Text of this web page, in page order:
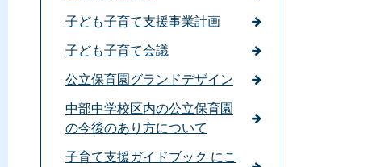
子ども子育て支援事業計画
子ども子育て会議
公立保育園グランドデザイン
中部中学校区内の公立保育園
の今後のあり方について
子育て支援ガイドブック にこ